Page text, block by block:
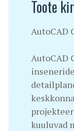
Toote
AutoCAD
AutoCAD
kuuluvad